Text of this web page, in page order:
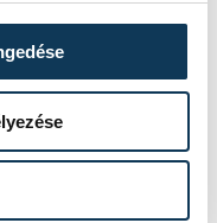
(dán,
Costa
Bylik
Carlsbogard
(francia,
Füchse